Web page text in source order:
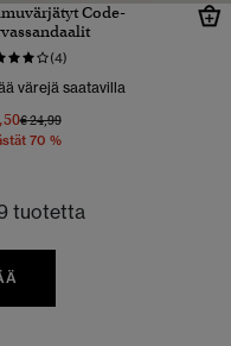
Code-
(4)
värejä saatavilla
Hinta alennettu hinnasta
€ 24,99hintaan
70 %
tuotetta